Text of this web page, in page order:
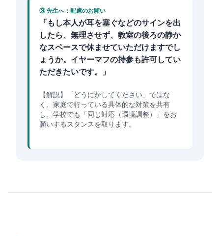
③ 先生へ：配慮のお願い
「もし本人が耳を塞ぐなどのサインを出
したら、無理させず、教室の後ろの静か
なスペースで休ませていただけますでし
ょうか。イヤーマフの持参も許可してい
ただきたいです。」
【解説】「どうにかしてください」ではな
く、家庭で行っている具体的な対策を共有
し、学校でも「同じ対応（環境調整）」をお
願いするスタンスを取ります。